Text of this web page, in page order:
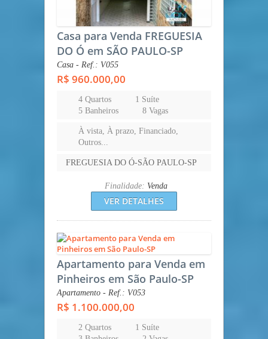
Casa para Venda FREGUESIA
DO Ó em SÃO PAULO-SP
Casa - Ref.: V055
R$ 960.000,00
4 Quartos
1 Suíte
5 Banheiros
8 Vagas
À vista, À prazo, Financiado,
Outros...
FREGUESIA DO Ó-SÃO PAULO-SP
Finalidade: Venda
VER DETALHES
Apartamento para Venda em
Pinheiros em São Paulo-SP
Apartamento - Ref.: V053
R$ 1.100.000,00
2 Quartos
1 Suíte